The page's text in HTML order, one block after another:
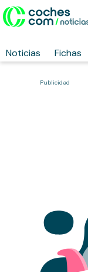
Noticias Fichas
Publicidad